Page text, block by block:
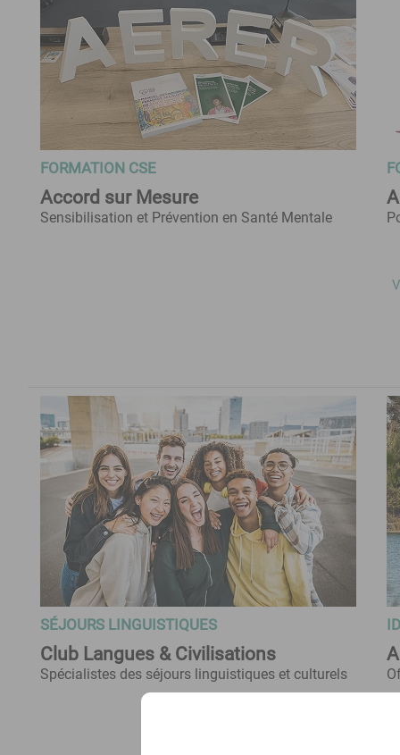
FORMATION CSE
Accord sur Mesure
Sensibilisation et Prévention en Santé Mentale
SÉJOURS LINGUISTIQUES
Club Langues & Civilisations
Spécialistes des séjours linguistiques et culturels